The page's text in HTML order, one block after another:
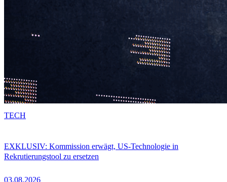
EXKLUSIV: Kommission erwägt, US-Technologie in
Rekrutierungstool zu ersetzen
03.08.2026
TECH